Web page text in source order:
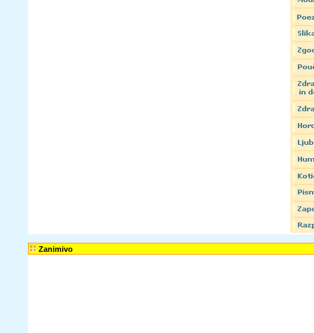
Zanimivo